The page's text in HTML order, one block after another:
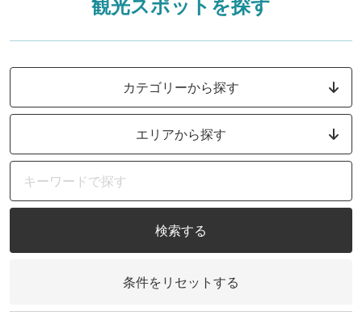
観光スポットを探す
カテゴリーから探す
エリアから探す
検索する
条件をリセットする